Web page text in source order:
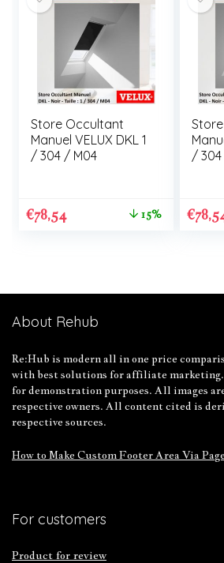
Store Occultant
Manuel VELUX DKL 1
/ 304 / M04
€78,54 15%
/
€
About Rehub
Re:Hub is modern all in one price
with best solutions for affiliate
for demonstration purposes. All images
respective owners. All content cited is
respective sources.
How to Make Custom Footer Area Via
For customers
Product for review